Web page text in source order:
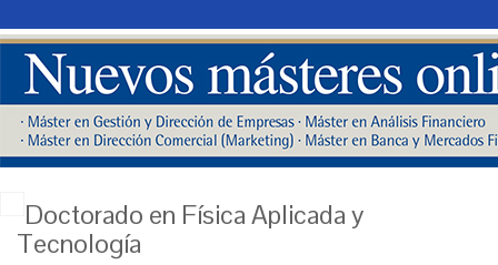
Doctorado en Física Aplicada y
Tecnología